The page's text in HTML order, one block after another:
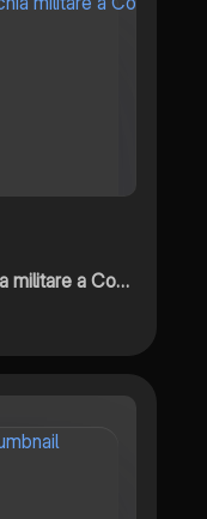
a Costantino